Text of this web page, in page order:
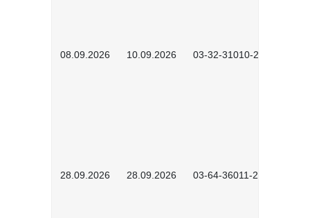
08.09.2026 10.09.2026 03-32-31010-2606
28.09.2026 28.09.2026 03-64-36011-2603